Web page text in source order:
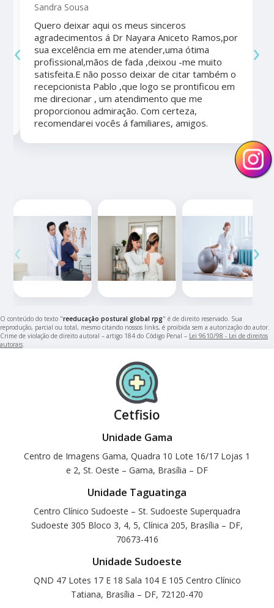
Sandra Sousa
Quero deixar aqui os meus sinceros
agradecimentos á Dr Nayara Aniceto Ramos,por
sua excelência em me atender,uma ótima
profissional,mãos de fada ,deixou -me muito
satisfeita.E não posso deixar de citar também o
recepcionista Pablo ,que logo se prontificou em
me direcionar , um atendimento que me
proporcionou admiração. Com certeza,
recomendarei vocês á familiares, amigos.
‹ ›
‹ ›
O conteúdo do texto "reeducação postural global rpg" é de direito reservado. Sua
reprodução, parcial ou total, mesmo citando nossos links, é proibida sem a autorização do autor.
Crime de violação de direito autoral – artigo 184 do Código Penal – Lei 9610/98 - Lei de direitos
autorais
Cetfisio
Unidade Gama
Centro de Imagens Gama, Quadra 10 Lote 16/17 Lojas 1
e 2, St. Oeste – Gama, Brasília – DF
Unidade Taguatinga
Centro Clínico Sudoeste – St. Sudoeste Superquadra
Sudoeste 305 Bloco 3, 4, 5, Clínica 205, Brasília – DF,
70673-416
Unidade Sudoeste
QND 47 Lotes 17 E 18 Sala 104 E 105 Centro Clínico
Tatiana, Brasília – DF, 72120-470